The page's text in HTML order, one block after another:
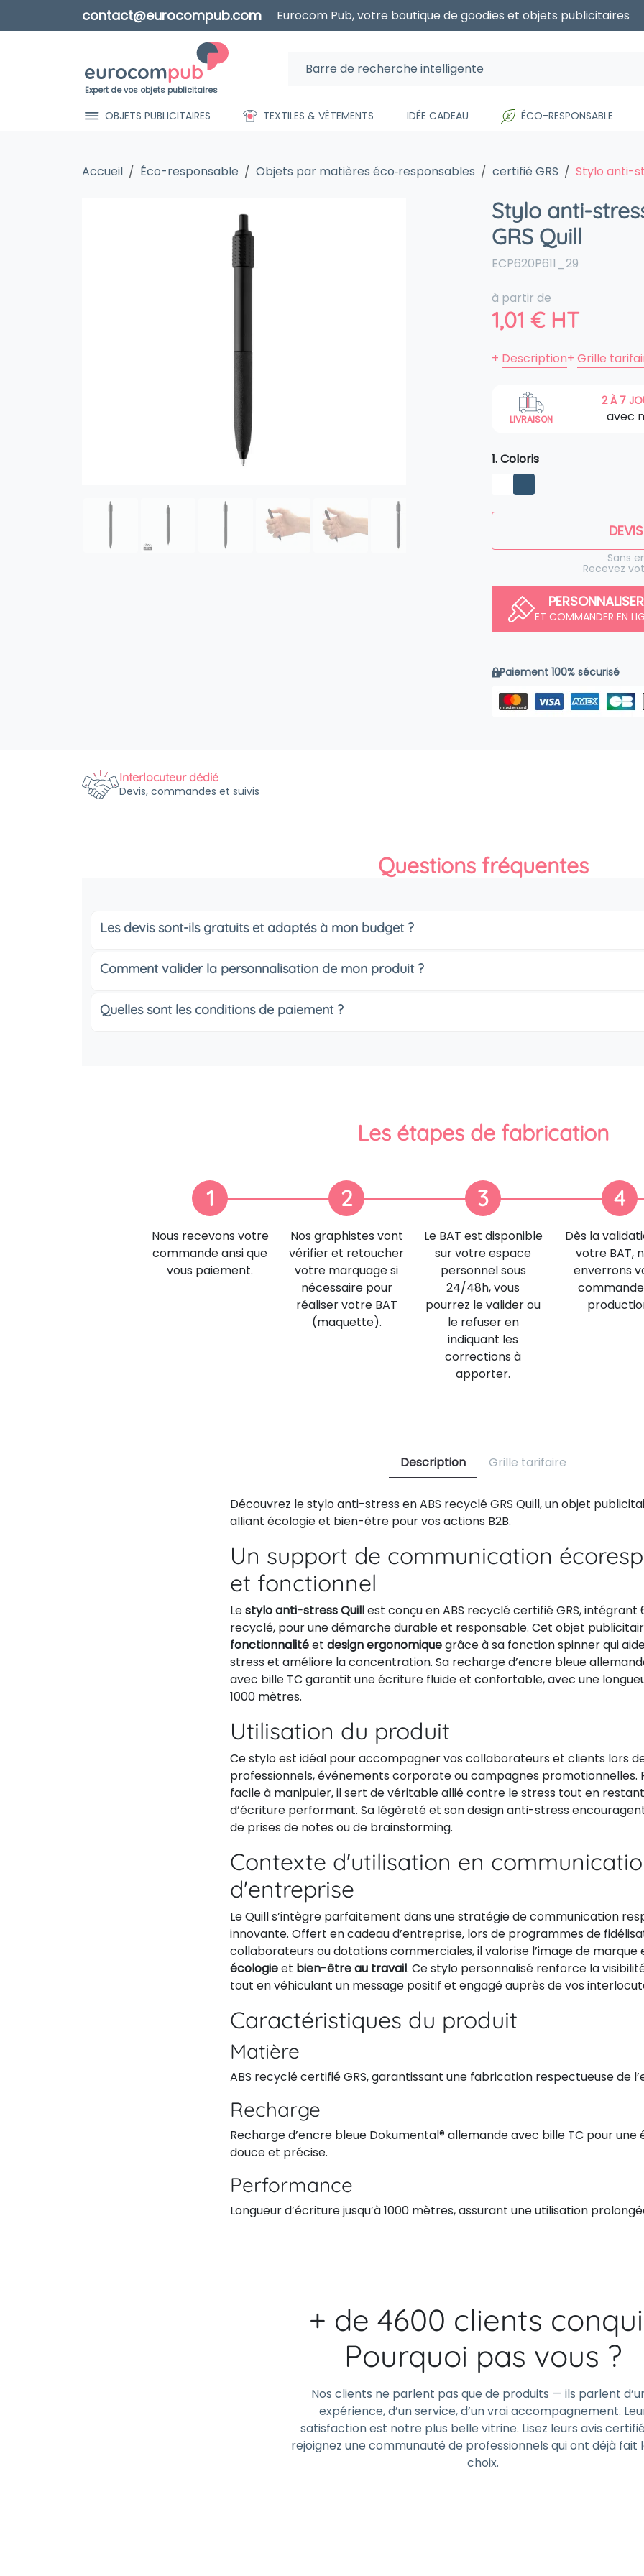
contact@eurocompub.com Eurocom Pub, votre boutique de goodies et objets publicitaires
Expert de vos objets publicitaires
OBJETS PUBLICITAIRES TEXTILES & VÊTEMENTS IDÉE CADEAU ÉCO-RESPONSABLE
Accueil Éco-responsable Objets par matières éco‑responsables certifié GRS Stylo anti-
Stylo anti-
GRS Quill
ECP620P611_29
à partir de
1,01 €HT
+ Description+ Grille
LIVRAISON
2 À 7
avec
1. Coloris
Sans
Recevez
PERSONNALISER
ET COMMANDER EN
Paiement 100% sécurisé
Interlocuteur dédié
Devis, commandes et suivis
Questions fréquentes
Les devis sont-ils gratuits et adaptés à mon budget ?
Comment valider la personnalisation de mon produit ?
Quelles sont les conditions de paiement ?
Les étapes de fabrication
1
Nous recevons votre
commande ansi que
vous paiement.
2
Nos graphistes vont
vérifier et retoucher
votre marquage si
nécessaire pour
réaliser votre BAT
(maquette).
3
Le BAT est disponible
sur votre espace
personnel sous
24/48h, vous
pourrez le valider ou
le refuser en
indiquant les
corrections à
apporter.
4
Dès la
votre BAT,
enverrons
Description Grille tarifaire
Découvrez le stylo anti-stress en ABS recyclé GRS Quill, un objet
alliant écologie et bien-être pour vos actions B2B.
Un support de communication
et fonctionnel
Lestylo anti-stress Quillest conçu en ABS recyclé certifié GRS, intégrant
recyclé, pour une démarche durable et responsable. Cet objet
fonctionnalitéet design ergonomiquegrâce à sa fonction spinner qui
stress et améliore la concentration. Sa recharge d’encre bleue
avec bille TC garantit une écriture fluide et confortable, avec une
1000 mètres.
Utilisation du produit
Ce stylo est idéal pour accompagner vos collaborateurs et clients lors
professionnels, événements corporate ou campagnes promotionnelles.
facile à manipuler, il sert de véritable allié contre le stress tout en
d’écriture performant. Sa légèreté et son design anti-stress
de prises de notes ou de brainstorming.
Contexte d'utilisation en
d'entreprise
Le Quill s’intègre parfaitement dans une stratégie de communication
innovante. Offert en cadeau d’entreprise, lors de programmes de
collaborateurs ou dotations commerciales, il valorise l’image de marque
écologieet bien-être au travail. Ce stylo personnalisé renforce la
tout en véhiculant un message positif et engagé auprès de vos
Caractéristiques du produit
Matière
ABS recyclé certifié GRS, garantissant une fabrication respectueuse de
Recharge
Recharge d’encre bleue Dokumental® allemande avec bille TC pour
douce et précise.
Performance
Longueur d’écriture jusqu’à 1000 mètres, assurant une utilisation
+ de 4600 clients
Pourquoi pas vous ?
Nos clients ne parlent pas que de produits — ils parlent
expérience, d’un service, d’un vrai accompagnement.
satisfaction est notre plus belle vitrine. Lisez leurs avis
rejoignez une communauté de professionnels qui ont déjà fait
choix.